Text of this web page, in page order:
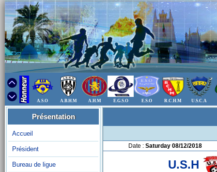
A.S.O A.B.H.M A.H.M E.G.S.O E.S.O R.C.H.M U.S.C.A
Présentation
Accueil
Président
Bureau de ligue
Date : Saturday 08/12/2018
U.S.H